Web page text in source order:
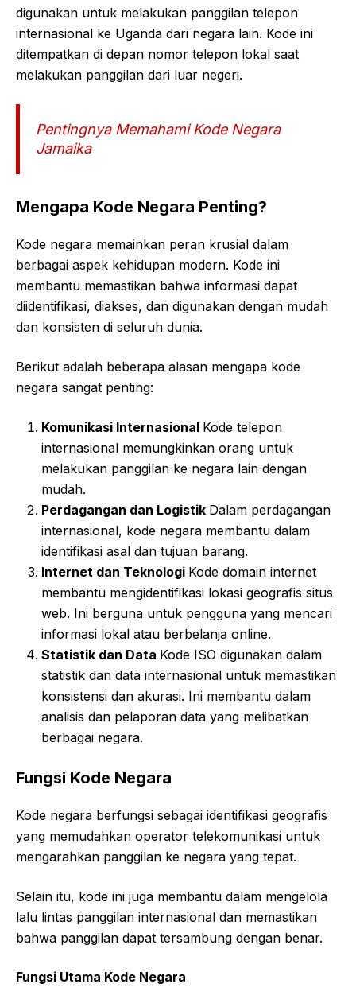
digunakan untuk melakukan panggilan telepon
internasional ke Uganda dari negara lain. Kode ini
ditempatkan di depan nomor telepon lokal saat
melakukan panggilan dari luar negeri.
Pentingnya Memahami Kode Negara
Jamaika
Mengapa Kode Negara Penting?
Kode negara memainkan peran krusial dalam
berbagai aspek kehidupan modern. Kode ini
membantu memastikan bahwa informasi dapat
diidentifikasi, diakses, dan digunakan dengan mudah
dan konsisten di seluruh dunia.
Berikut adalah beberapa alasan mengapa kode
negara sangat penting:
Komunikasi Internasional Kode telepon
internasional memungkinkan orang untuk
melakukan panggilan ke negara lain dengan
mudah.
Perdagangan dan Logistik Dalam perdagangan
internasional, kode negara membantu dalam
identifikasi asal dan tujuan barang.
Internet dan Teknologi Kode domain internet
membantu mengidentifikasi lokasi geografis situs
web. Ini berguna untuk pengguna yang mencari
informasi lokal atau berbelanja online.
Statistik dan Data Kode ISO digunakan dalam
statistik dan data internasional untuk memastikan
konsistensi dan akurasi. Ini membantu dalam
analisis dan pelaporan data yang melibatkan
berbagai negara.
Fungsi Kode Negara
Kode negara berfungsi sebagai identifikasi geografis
yang memudahkan operator telekomunikasi untuk
mengarahkan panggilan ke negara yang tepat.
Selain itu, kode ini juga membantu dalam mengelola
lalu lintas panggilan internasional dan memastikan
bahwa panggilan dapat tersambung dengan benar.
Fungsi Utama Kode Negara